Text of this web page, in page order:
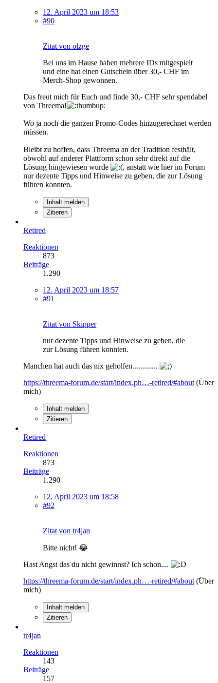
12. April 2023 um 18:53
#90
Zitat von olzge
Bei uns im Hause haben mehrere IDs mitgespielt
und eine hat einen Gutschein über 30,- CHF im
Merch-Shop gewonnen.
Das freut mich für Euch und finde 30,- CHF sehr spendabel
von Threema!
Wo ja noch die ganzen Promo-Codes hinzugerechnet werden
müssen.
Bleibt zu hoffen, dass Threema an der Tradition festhält,
obwohl auf anderer Plattform schon sehr direkt auf die
Lösung hingewiesen wurde
, anstatt wie hier im Forum
nur dezente Tipps und Hinweise zu geben, die zur Lösung
führen konnten.
Inhalt melden
Zitieren
Retired
Reaktionen
873
Beiträge
1.290
12. April 2023 um 18:57
#91
Zitat von Skipper
nur dezente Tipps und Hinweise zu geben, die
zur Lösung führen konnten.
Manchen hat auch das nix geholfen.............
https://threema-forum.de/start/index.ph…-retired/#about (Über
mich)
Inhalt melden
Zitieren
Retired
Reaktionen
873
Beiträge
1.290
12. April 2023 um 18:58
#92
Zitat von tr4jan
Bitte nicht! 😂
Hast Angst das du nicht gewinnst? Ich schon....
https://threema-forum.de/start/index.ph…-retired/#about (Über
mich)
Inhalt melden
Zitieren
tr4jan
Reaktionen
143
Beiträge
157